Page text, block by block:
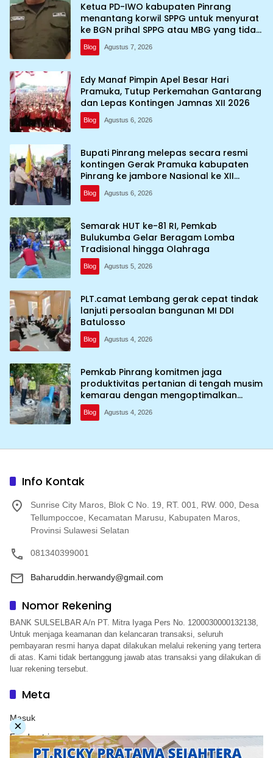
Ketua PD-IWO kabupaten Pinrang
menantang korwil SPPG untuk menyurat
ke BGN prihal SPPG atau MBG yang tidak
memenuhi syarat standar dan
persyaratan teknis
Blog Agustus 7, 2026
Edy Manaf Pimpin Apel Besar Hari
Pramuka, Tutup Perkemahan Gantarang
dan Lepas Kontingen Jamnas XII 2026
Blog Agustus 6, 2026
Bupati Pinrang melepas secara resmi
kontingen Gerak Pramuka kabupaten
Pinrang ke jambore Nasional ke XII
kebumi perkemahan Cibubur
Blog Agustus 6, 2026
Semarak HUT ke-81 RI, Pemkab
Bulukumba Gelar Beragam Lomba
Tradisional hingga Olahraga
Blog Agustus 5, 2026
PLT.camat Lembang gerak cepat tindak
lanjuti persoalan bangunan MI DDI
Batulosso
Blog Agustus 4, 2026
Pemkab Pinrang komitmen jaga
produktivitas pertanian di tengah musim
kemarau dengan mengoptimalkan
program Irigasi perpompaan (Irpom)
Blog Agustus 4, 2026
Info Kontak
Sunrise City Maros, Blok C No. 19, RT. 001, RW. 000, Desa
Tellumpoccoe, Kecamatan Marusu, Kabupaten Maros,
Provinsi Sulawesi Selatan
081340399001
Baharuddin.herwandy@gmail.com
Nomor Rekening
BANK SULSELBAR A/n PT. Mitra Iyaga Pers No. 1200030000132138,
Untuk menjaga keamanan dan kelancaran transaksi, seluruh
pembayaran resmi hanya dapat dilakukan melalui rekening yang tertera
di atas. Kami tidak bertanggung jawab atas transaksi yang dilakukan di
luar rekening tersebut.
Meta
Masuk
Feed entri
Feed komentar
×